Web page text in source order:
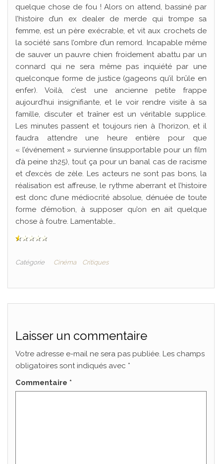
quelque chose de fou ! Alors on attend, bassiné par
l’histoire d’un ex dealer de merde qui trompe sa
femme, est un père exécrable, et vit aux crochets de
la société sans l’ombre d’un remord. Incapable même
de sauver un pauvre chien froidement abattu par un
connard qui ne sera même pas inquiété par une
quelconque forme de justice (gageons qu’il brûle en
enfer). Voilà, c’est une ancienne petite frappe
aujourd’hui insignifiante, et le voir rendre visite à sa
famille, discuter et traîner est un véritable supplice.
Les minutes passent et toujours rien à l’horizon, et il
faudra attendre une heure entière pour que
« l’événement » survienne (insupportable pour un film
d’à peine 1h25), tout ça pour un banal cas de racisme
et d’excès de zèle. Les acteurs ne sont pas bons, la
réalisation est affreuse, le rythme aberrant et l’histoire
est donc d’une médiocrité absolue, dénuée de toute
forme d’émotion, à supposer qu’on en ait quelque
chose à foutre. Lamentable…
Catégorie Cinéma Critiques
Laisser un commentaire
Votre adresse e-mail ne sera pas publiée. Les champs
obligatoires sont indiqués avec *
Commentaire *